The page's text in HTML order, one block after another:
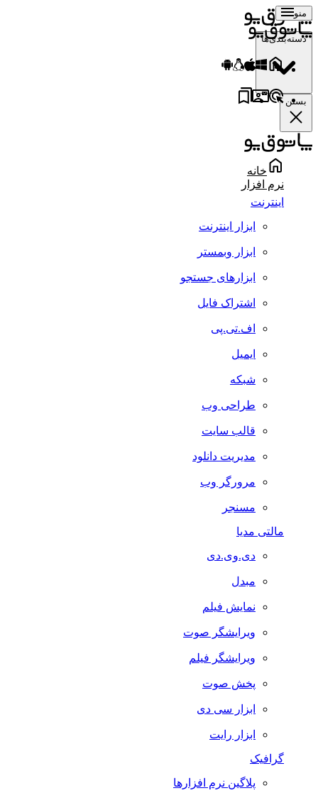
منو
دسته‌بندی‌ها
بستن
خانه
نرم افزار
اینترنت
ابزار اینترنت
ابزار وبمستر
ابزارهای جستجو
اشتراک فایل
اف.تی.پی
ایمیل
شبکه
طراحی وب
قالب سایت
مدیریت دانلود
مرورگر وب
مسنجر
مالتی مدیا
دی.وی.دی
مبدل
نمایش فیلم
ویرایشگر صوت
ویرایشگر فیلم
پخش صوت
ابزار سی دی
ابزار رایت
گرافیک
پلاگین نرم افزارها